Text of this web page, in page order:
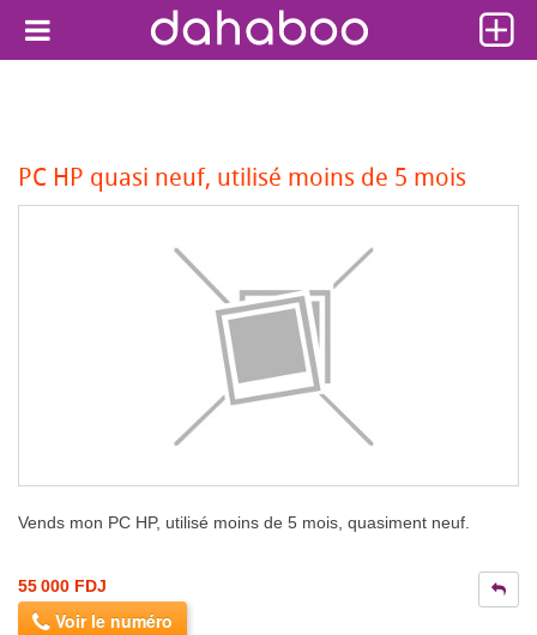
PC HP quasi neuf, utilisé moins de 5 mois
Vends mon PC HP, utilisé moins de 5 mois, quasiment neuf.
55 000 FDJ
Voir le numéro